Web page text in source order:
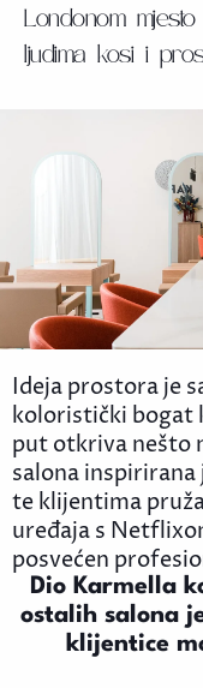
Londonom
ljudima kosi i
Ideja prostora je
koloristički bogat
put otkriva nešto
salona
te klijentima
uređaja s
posvećen
Dio Karmella
ostalih salona
klijentice